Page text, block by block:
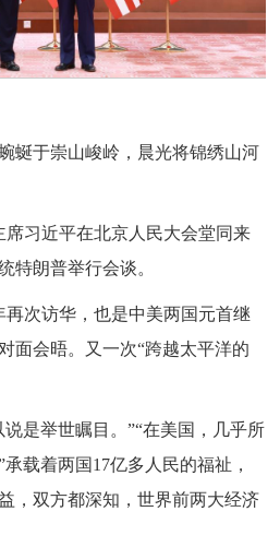
蜒于崇山峻岭，晨光将锦绣山河
席习近平在北京人民大会堂同来
特朗普举行会谈。
再次访华，也是中美两国元首继
面会晤。又一次“跨越太平洋的
是举世瞩目。”“在美国，几乎所
载着两国17亿多人民的福祉，
，双方都深知，世界前两大经济